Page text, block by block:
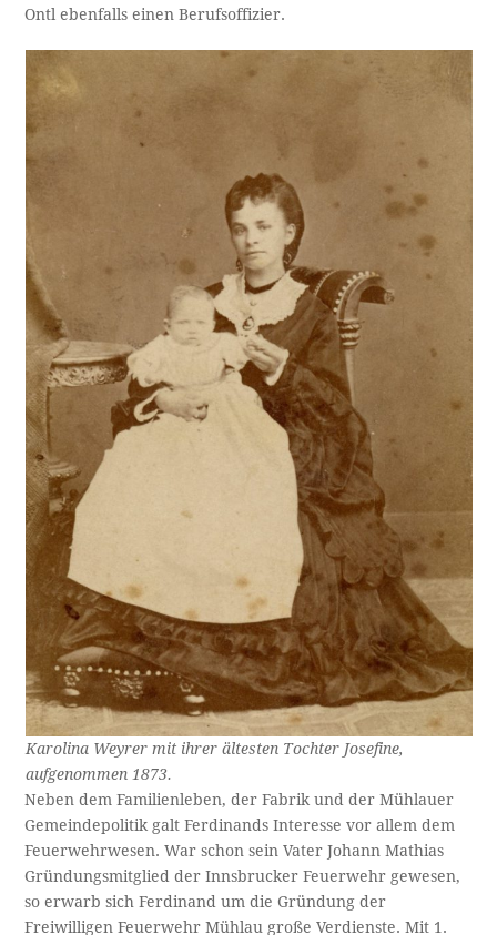
Ontl ebenfalls einen Berufsoffizier.
Karolina Weyrer mit ihrer ältesten Tochter Josefine,
aufgenommen 1873.
Neben dem Familienleben, der Fabrik und der Mühlauer
Gemeindepolitik galt Ferdinands Interesse vor allem dem
Feuerwehrwesen. War schon sein Vater Johann Mathias
Gründungsmitglied der Innsbrucker Feuerwehr gewesen,
so erwarb sich Ferdinand um die Gründung der
Freiwilligen Feuerwehr Mühlau große Verdienste. Mit 1.